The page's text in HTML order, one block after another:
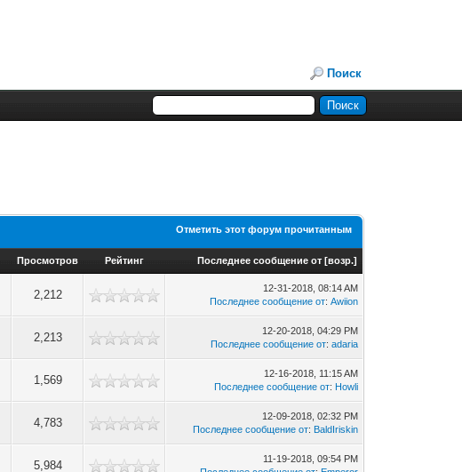
Поиск
Отметить этот форум прочитанным
Просмотров Рейтинг Последнее сообщение от [возр.]
2,212
12-31-2018, 08:14 AM
Последнее сообщение от:Awiion
2,213
12-20-2018, 04:29 PM
Последнее сообщение от:adaria
1,569
12-16-2018, 11:15 AM
Последнее сообщение от: Howli
4,783
12-09-2018, 02:32 PM
Последнее сообщение от: BaldIriskin
5,984
11-19-2018, 09:54 PM